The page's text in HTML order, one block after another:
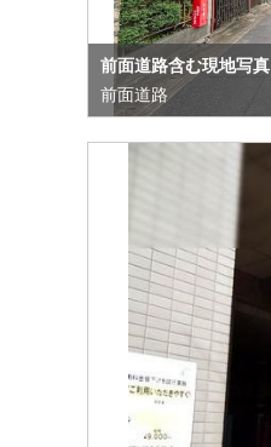
前面道路含む現地写真
前面道路